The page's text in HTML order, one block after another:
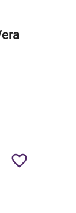
favorite_border